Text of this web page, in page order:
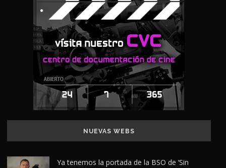
NUEVAS WEBS
Ya tenemos la portada de la BSO de ‘Sin